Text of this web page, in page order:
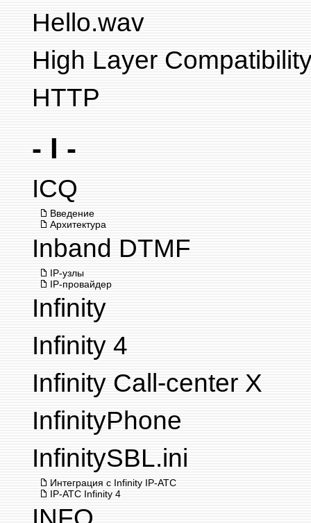
Hello.wav
High Layer
HTTP
- I -
ICQ
Введение
Архитектура
Inband DTMF
IP-узлы
IP-провайдер
Infinity
Infinity 4
Infinity Call-center X
InfinityPhone
InfinitySBL.ini
Интеграция с Infinity IP-АТС
IP-АТС Infinity 4